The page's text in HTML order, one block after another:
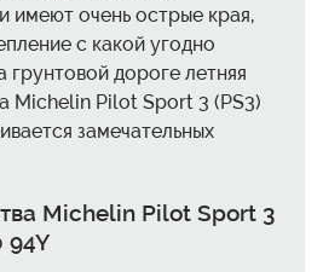
имеют очень острые края,
с какой угодно
грунтовой дороге летняя
Michelin Pilot Sport 3 (PS3)
замечательных
Michelin Pilot Sport 3
94Y